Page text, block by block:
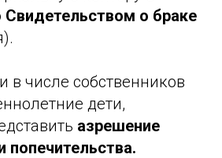
Свидетельством о браке
в числе собственников
дети,
азрешение
попечительства.